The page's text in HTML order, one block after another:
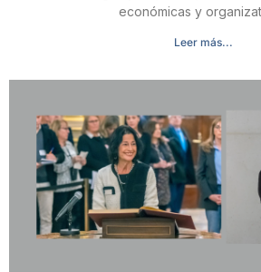
económicas y
Leer más...